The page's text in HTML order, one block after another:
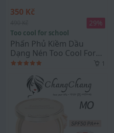
350 Kč
29%
Too cool for school
Phấn Phủ Kiềm Dầu
Dạng Nén Too Cool For
School Artclass By Rodin 1